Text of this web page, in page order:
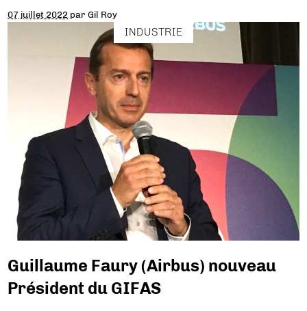
07 juillet 2022 parGil Roy
INDUSTRIE
Guillaume Faury (Airbus) nouveau
Président du GIFAS